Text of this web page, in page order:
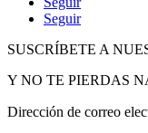
Seguir
SUSCRÍBETE A
Y NO TE PIERDAS
Dirección de correo